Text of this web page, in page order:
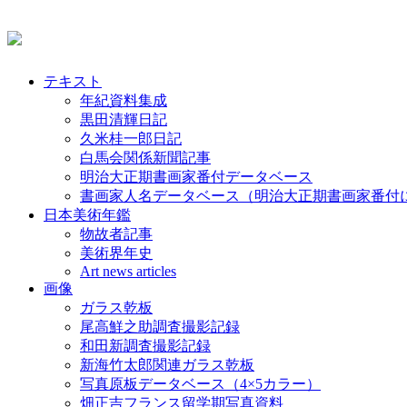
テキスト
年紀資料集成
黒田清輝日記
久米桂一郎日記
白馬会関係新聞記事
明治大正期書画家番付データベース
書画家人名データベース（明治大正期書画家番付
日本美術年鑑
物故者記事
美術界年史
Art news articles
画像
ガラス乾板
尾高鮮之助調査撮影記録
和田新調査撮影記録
新海竹太郎関連ガラス乾板
写真原板データベース（4×5カラー）
畑正吉フランス留学期写真資料